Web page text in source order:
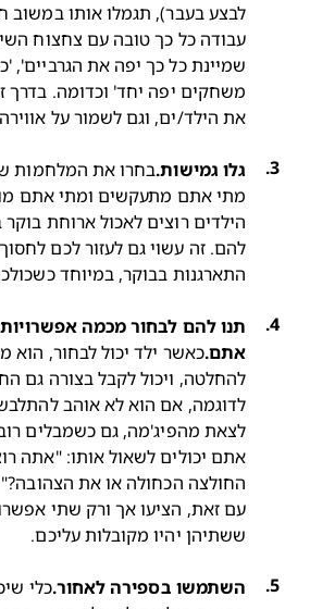
את הילד/ים, וגם לשמור על אווירה
גלו גמישות.
התארגנות בבוקר, במיוחד כשכולכם
אתם.
ששתיהן יהיו מקובלות עליכם.
השתמשו בספירה לאחור.